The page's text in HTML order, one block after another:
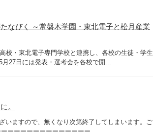
なびく ～常盤木学園・東北電子と松月産業
校・東北電子専門学校と連携し、各校の生徒・学生
27日には発表・選考会を各校で開...
。
いますので、無くなり次第終了してしまいます。ご
ーーーーーーーーーーーーー...